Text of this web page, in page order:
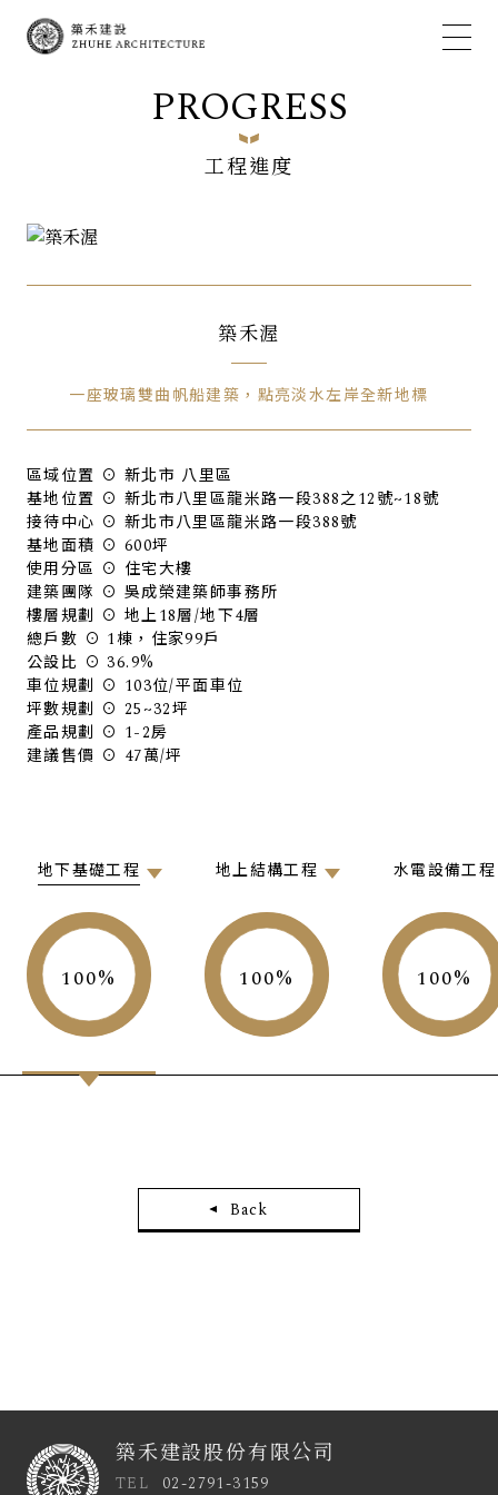
PROGRESS
工程進度
築禾渥
一座玻璃雙曲帆船建築，點亮淡水左岸全新地標
區域位置 ⊙ 新北市 八里區
基地位置 ⊙ 新北市八里區龍米路一段388之12號~18號
接待中心 ⊙ 新北市八里區龍米路一段388號
基地面積 ⊙ 600坪
使用分區 ⊙ 住宅大樓
建築團隊 ⊙ 吳成榮建築師事務所
樓層規劃 ⊙ 地上18層/地下4層
總戶數 ⊙ 1棟，住家99戶
公設比 ⊙ 36.9%
車位規劃 ⊙ 103位/平面車位
坪數規劃 ⊙ 25~32坪
產品規劃 ⊙ 1-2房
建議售價 ⊙ 47萬/坪
地下基礎工程
100
地上結構工程
100
水電設備工程
100
Back
築禾建設股份有限公司
TEL 02-2791-3159